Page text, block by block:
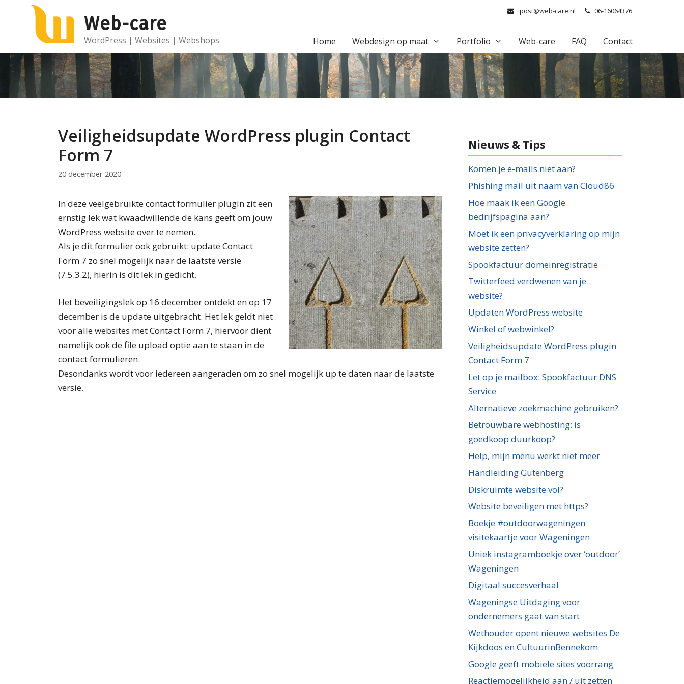
post@web-care.nl 06-16064376
Web-care
WordPress | Websites | Webshops Home Webdesign op maat Portfolio Web-care FAQ Contact
Veiligheidsupdate WordPress plugin Contact
Form 7
20 december 2020
In deze veelgebruikte contact formulier plugin zit een
ernstig lek wat kwaadwillende de kans geeft om jouw
WordPress website over te nemen.
Als je dit formulier ook gebruikt: update Contact
Form 7 zo snel mogelijk naar de laatste versie
(7.5.3.2), hierin is dit lek in gedicht.
Het beveiligingslek op 16 december ontdekt en op 17
december is de update uitgebracht. Het lek geldt niet
voor alle websites met Contact Form 7, hiervoor dient
namelijk ook de file upload optie aan te staan in de
contact formulieren.
Desondanks wordt voor iedereen aangeraden om zo snel mogelijk up te daten naar de laatste
versie.
Nieuws & Tips
Komen je e-mails niet aan?
Phishing mail uit naam van Cloud86
Hoe maak ik een Google
bedrijfspagina aan?
Moet ik een privacyverklaring op mijn
website zetten?
Spookfactuur domeinregistratie
Twitterfeed verdwenen van je
website?
Updaten WordPress website
Winkel of webwinkel?
Veiligheidsupdate WordPress plugin
Contact Form 7
Let op je mailbox: Spookfactuur DNS
Service
Alternatieve zoekmachine gebruiken?
Betrouwbare webhosting: is
goedkoop duurkoop?
Help, mijn menu werkt niet meer
Handleiding Gutenberg
Diskruimte website vol?
Website beveiligen met https?
Boekje #outdoorwageningen
visitekaartje voor Wageningen
Uniek instagramboekje over ‘outdoor’
Wageningen
Digitaal succesverhaal
Wageningse Uitdaging voor
ondernemers gaat van start
Wethouder opent nieuwe websites De
Kijkdoos en CultuurinBennekom
Google geeft mobiele sites voorrang
Reactiemogelijkheid aan / uit zetten